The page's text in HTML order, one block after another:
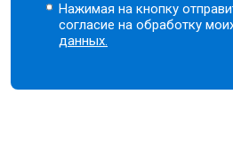
Нажимая на кнопку
согласие на обработку
данных.